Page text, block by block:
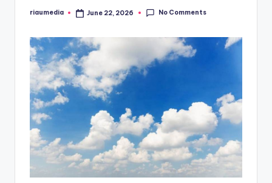
Posted
riaumedia June 22, 2026 No Comments